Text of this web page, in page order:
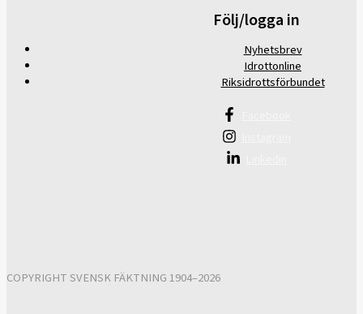
Följ/logga in
Nyhetsbrev
Idrottonline
Riksidrottsförbundet
COPYRIGHT SVENSK FÄKTNING 1904–2026